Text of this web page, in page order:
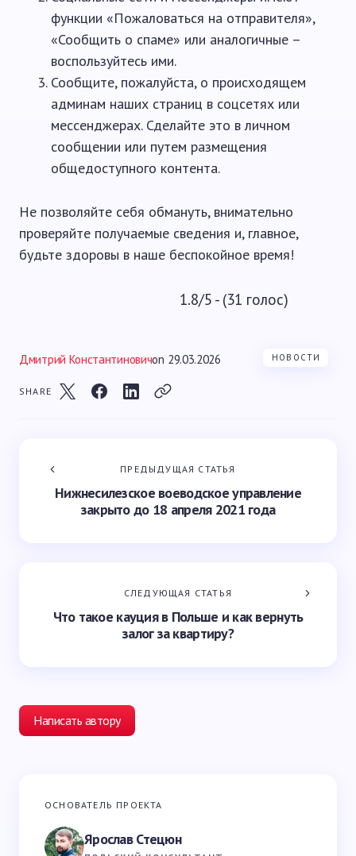
функции «Пожаловаться на отправителя»,
«Сообщить о спаме» или аналогичные –
воспользуйтесь ими.
Сообщите, пожалуйста, о происходящем
админам наших страниц в соцсетях или
мессенджерах. Сделайте это в личном
сообщении или путем размещения
общедоступного контента.
Не позволяйте себя обмануть, внимательно
проверяйте получаемые сведения и, главное,
будьте здоровы в наше беспокойное время!
1.8/5 - (31 голос)
Дмитрий Константиновичon 29.03.2026 НОВОСТИ
SHARE
ПРЕДЫДУЩАЯ СТАТЬЯ
Нижнесилезское воеводское управление
закрыто до 18 апреля 2021 года
СЛЕДУЮЩАЯ СТАТЬЯ
Что такое кауция в Польше и как вернуть
залог за квартиру?
Написать автору
Ваш адрес email не будет опубликован.
ОСНОВАТЕЛЬ ПРОЕКТА
Ярослав Стецюн